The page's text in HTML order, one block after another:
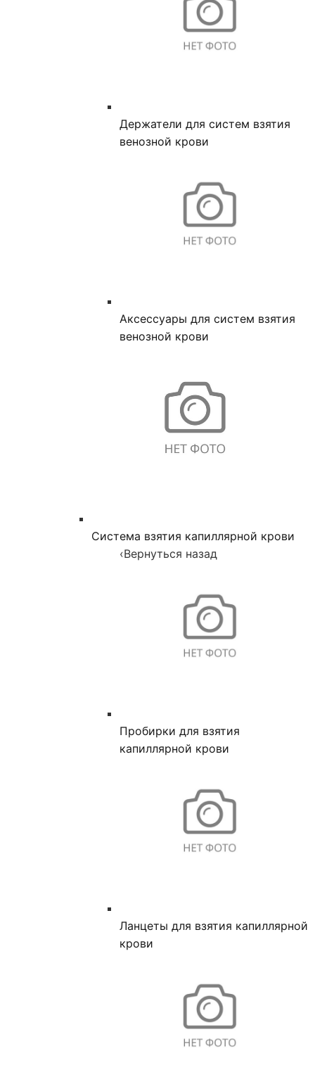
Держатели для систем взятия
венозной крови
Аксессуары для систем взятия
венозной крови
Система взятия капиллярной крови
‹Вернуться назад
Пробирки для взятия
капиллярной крови
Ланцеты для взятия капиллярной
крови